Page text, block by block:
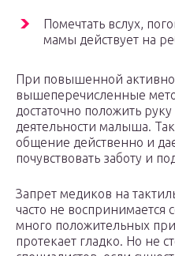
Помечтать вслух,
мамы действует на
При повышенной
вышеперечисленные
достаточно положить
деятельности малыша.
общение действенно и
почувствовать заботу и
Запрет медиков на
часто не воспринимается
много положительных
протекает гладко. Но не